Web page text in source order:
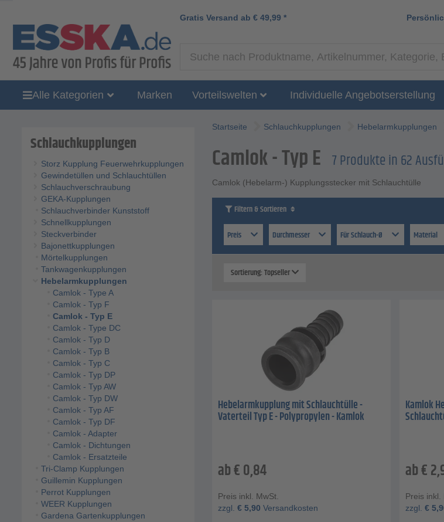
Gratis Versand ab € 49,99 *
Alle Kategorien Marken Vorteilswelten Individuelle Angebotserstellung
Schlauchkupplungen
Storz Kupplung Feuerwehrkupplungen
Gewindetüllen und Schlauchtüllen
Schlauchverschraubung
GEKA-Kupplungen
Schlauchverbinder Kunststoff
Schnellkupplungen
Steckverbinder
Bajonettkupplungen
Mörtelkupplungen
Tankwagenkupplungen
Hebelarmkupplungen
Camlok - Type A
Camlok - Typ F
Camlok - Typ E
Camlok - Type DC
Camlok - Typ D
Camlok - Typ B
Camlok - Typ C
Camlok - Typ DP
Camlok - Typ AW
Camlok - Typ DW
Camlok - Typ AF
Camlok - Typ DF
Camlok - Adapter
Camlok - Dichtungen
Camlok - Ersatzteile
Tri-Clamp Kupplungen
Guillemin Kupplungen
Perrot Kupplungen
WEER Kupplungen
Gardena Gartenkupplungen
Startseite Schlauchkupplungen Hebelarmkupplungen
Camlok - Typ E 7 Produkte in 62
Camlok (Hebelarm-) Kupplungsstecker mit Schlauchtülle
Filtern & Sortieren
Preis
Durchmesser Für Schlauch-Ø Material
Sortierung: Topseller
Hebelarmkupplung mit Schlauchtülle -
Vaterteil Typ E - Polypropylen - Kamlok
ab€0,84
Preis inkl. MwSt.
zzgl. € 5,90 Versandkosten
Kamlok
ab€
Preis inkl.
zzgl. €